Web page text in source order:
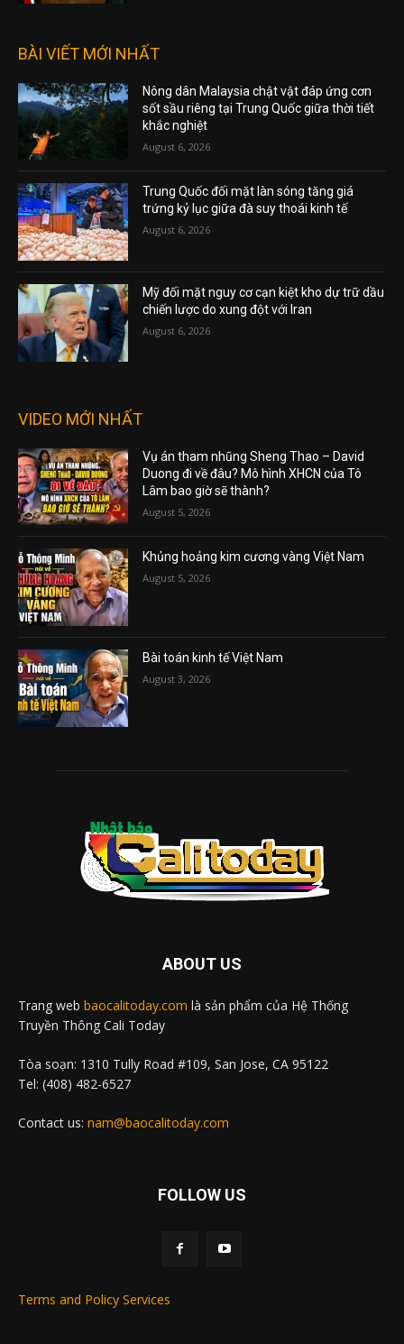
BÀI VIẾT MỚI NHẤT
Nông dân Malaysia chật vật đáp ứng cơn
sốt sầu riêng tại Trung Quốc giữa thời tiết
khắc nghiệt
August 6, 2026
Trung Quốc đối mặt làn sóng tăng giá
trứng kỷ lục giữa đà suy thoái kinh tế
August 6, 2026
Mỹ đối mặt nguy cơ cạn kiệt kho dự trữ dầu
chiến lược do xung đột với Iran
August 6, 2026
VIDEO MỚI NHẤT
Vụ án tham nhũng Sheng Thao – David
Duong đi về đâu? Mô hình XHCN của Tô
Lâm bao giờ sẽ thành?
August 5, 2026
Khủng hoảng kim cương vàng Việt Nam
August 5, 2026
Bài toán kinh tế Việt Nam
August 3, 2026
ABOUT US
Trang web baocalitoday.com là sản phẩm của Hệ Thống
Truyền Thông Cali Today
Tòa soạn: 1310 Tully Road #109, San Jose, CA 95122
Tel: (408) 482-6527
Contact us: nam@baocalitoday.com
FOLLOW US
Terms and Policy Services